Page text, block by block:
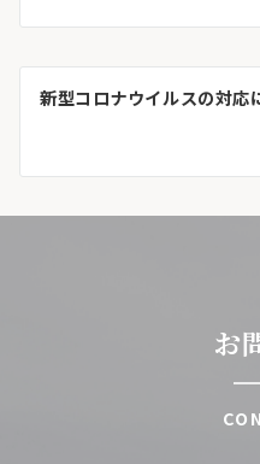
ナ
ビ
ゲ新型コロナウイルスの対応
お